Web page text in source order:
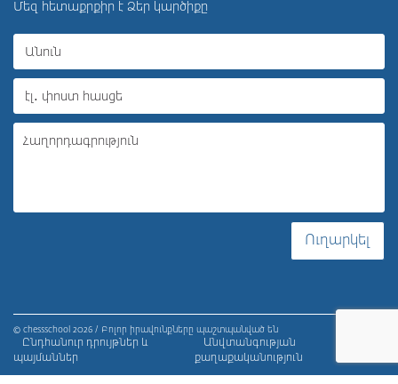
Մեզ հետաքրքիր է Ձեր կարծիքը
Ուղարկել
© chessschool 2026 / Բոլոր իրավունքները պաշտպանված են
Ընդհանուր դրույթներ և
պայմաններ
Անվտանգության
քաղաքականություն